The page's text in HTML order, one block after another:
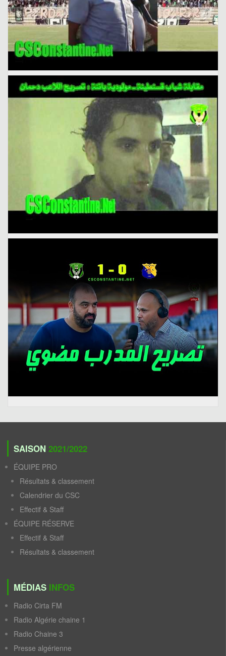
SAISON 2021/2022
ÉQUIPE PRO
Résultats & classement
Calendrier du CSC
Effectif & Staff
ÉQUIPE RÉSERVE
Effectif & Staff
Résultats & classement
MÉDIAS INFOS
Radio Cirta FM
Radio Algérie chaine 1
Radio Chaine 3
Presse algérienne